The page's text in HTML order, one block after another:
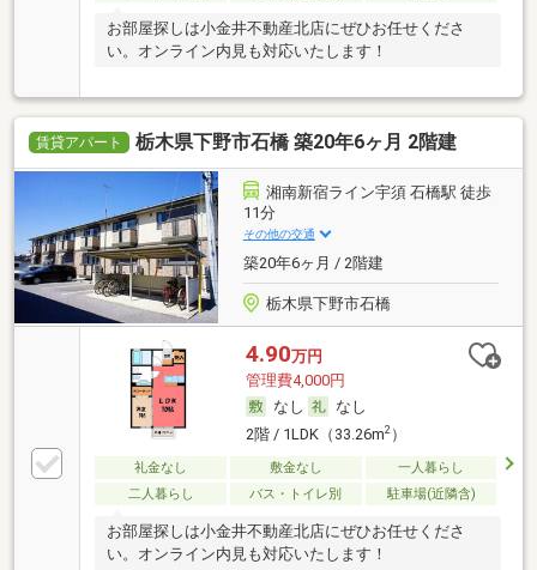
お部屋探しは小金井不動産北店にぜひお任せくださ
い。オンライン内見も対応いたします！
賃貸アパート 栃木県下野市石橋 築20年6ヶ月 2階建
湘南新宿ライン宇須 石橋駅 徒歩
11分
その他の交通
築20年6ヶ月 / 2階建
栃木県下野市石橋
4.90万円
管理費4,000円
なし
なし
2階 / 1LDK（33.26m2）
礼金なし 敷金なし
一人暮らし
二人暮らし
バス・トイレ別 駐車場(近隣含)
お部屋探しは小金井不動産北店にぜひお任せくださ
い。オンライン内見も対応いたします！